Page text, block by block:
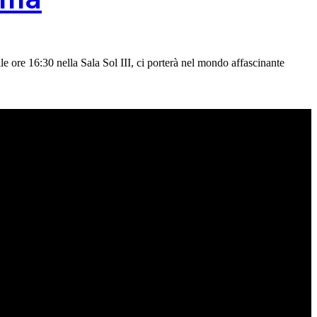
ore 16:30 nella Sala Sol III, ci porterà nel mondo affascinante